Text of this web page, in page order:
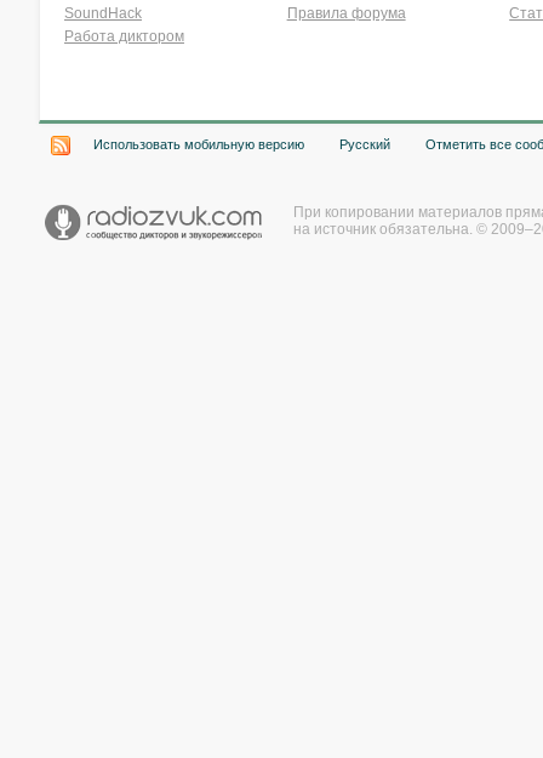
SoundHack
Работа диктором
Правила форума
Использовать мобильную версию Русский Отметить все
При копировании материалов
на источник обязательна. ©